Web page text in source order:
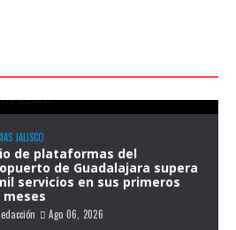
público
JALISCO
de plataformas del
de Guadalajara supera
servicios en sus primeros
meses
Ago 06, 2026